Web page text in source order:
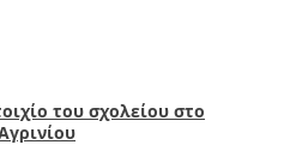
του σχολείου στο